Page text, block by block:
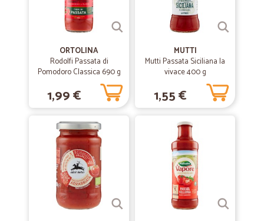
ORTOLINA
Rodolfi Passata di
Pomodoro Classica 690 g
1,99 €
MUTTI
Mutti Passata Siciliana la
vivace 400 g
1,55 €